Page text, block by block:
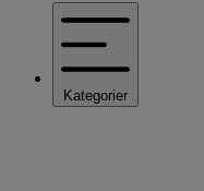
Kategorier